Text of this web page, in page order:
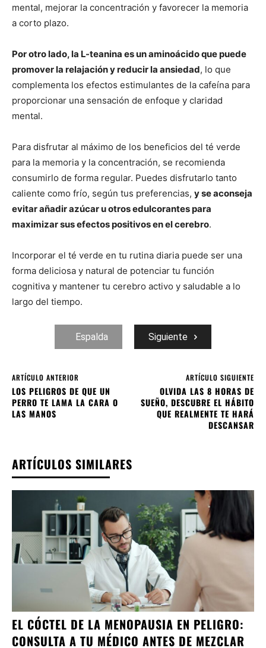
mental, mejorar la concentración y favorecer la memoria
a corto plazo.
Por otro lado, la L-teanina es un aminoácido que puede
promover la relajación y reducir la ansiedad, lo que
complementa los efectos estimulantes de la cafeína para
proporcionar una sensación de enfoque y claridad
mental.
Para disfrutar al máximo de los beneficios del té verde
para la memoria y la concentración, se recomienda
consumirlo de forma regular. Puedes disfrutarlo tanto
caliente como frío, según tus preferencias, y se aconseja
evitar añadir azúcar u otros edulcorantes para
maximizar sus efectos positivos en el cerebro.
Incorporar el té verde en tu rutina diaria puede ser una
forma deliciosa y natural de potenciar tu función
cognitiva y mantener tu cerebro activo y saludable a lo
largo del tiempo.
Espalda Siguiente
ARTÍCULO ANTERIOR
LOS PELIGROS DE QUE UN
PERRO TE LAMA LA CARA O
LAS MANOS
ARTÍCULO SIGUIENTE
OLVIDA LAS 8 HORAS DE
SUEÑO, DESCUBRE EL HÁBITO
QUE REALMENTE TE HARÁ
DESCANSAR
ARTÍCULOS SIMILARES
EL CÓCTEL DE LA MENOPAUSIA EN PELIGRO:
CONSULTA A TU MÉDICO ANTES DE MEZCLAR